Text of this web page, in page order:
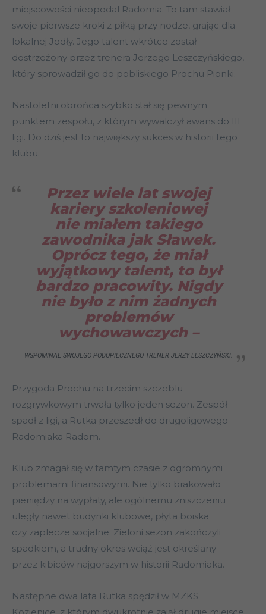
miejscowości nieopodal Radomia. To tam stawiał
swoje pierwsze kroki z piłką przy nodze, grając dla
lokalnej Jodły. Jego talent wkrótce został
dostrzeżony przez trenera Jerzego Leszczyńskiego,
który sprowadził go do pobliskiego Prochu Pionki.
Nastoletni obrońca szybko stał się pewnym
punktem zespołu, z którym wywalczył awans do III
ligi. Do dziś jest to największy sukces w historii tego
klubu.
Przez wiele lat swojej
kariery szkoleniowej
nie miałem takiego
zawodnika jak Sławek.
Oprócz tego, że miał
wyjątkowy talent, to był
bardzo pracowity. Nigdy
nie było z nim żadnych
problemów
wychowawczych –
WSPOMINAŁ SWOJEGO PODOPIECZNEGO TRENER JERZY LESZCZYŃSKI.
Przygoda Prochu na trzecim szczeblu
rozgrywkowym trwała tylko jeden sezon. Zespół
spadł z ligi, a Rutka przeszedł do drugoligowego
Radomiaka Radom.
Klub zmagał się w tamtym czasie z ogromnymi
problemami finansowymi. Nie tylko brakowało
pieniędzy na wypłaty, ale ogólnemu zniszczeniu
uległy nawet budynki klubowe, płyta boiska
czy zaplecze socjalne. Zieloni sezon zakończyli
spadkiem, a trudny okres wciąż jest określany
przez kibiców najgorszym w historii Radomiaka.
Następne dwa lata Rutka spędził w MZKS